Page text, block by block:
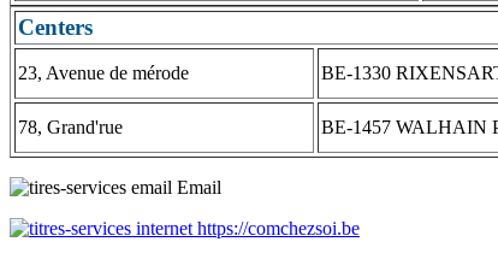
Centers
23, Avenue de mérode BE-1330
78, Grand'rue BE-1457 WALHAIN
Email
https://comchezsoi.be